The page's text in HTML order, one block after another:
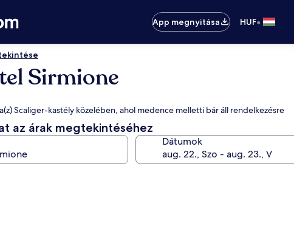
App megnyitása
HUF•
Sirmione
Scaliger-kastély közelében, ahol medence melletti bár áll rendelkezésre
az árak megtekintéséhez
Dátumok